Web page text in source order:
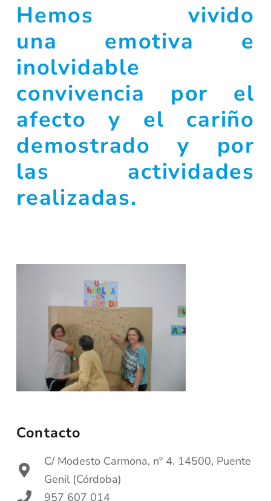
Hemos vivido
una emotiva e
inolvidable
convivencia por el
afecto y el cariño
demostrado y por
las actividades
realizadas.
Contacto
C/ Modesto Carmona, nº 4. 14500, Puente
Genil (Córdoba)
957 607 014